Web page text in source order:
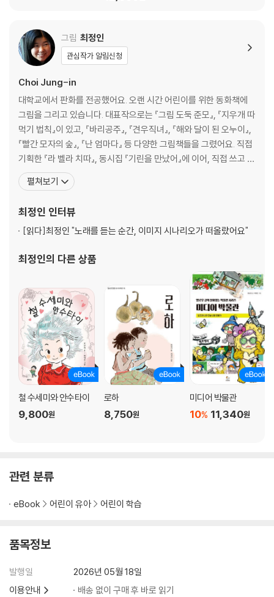
그림 최정인
관심작가 알림신청
Choi Jung-in
대학교에서 판화를 전공했어요. 오랜 시간 어린이를 위한 동화책에
그림을 그리고 있습니다. 대표작으로는 『그림 도둑 준모』, 『지우개 따
먹기 법칙』이 있고, 『바리공주』, 『견우직녀』, 『해와 달이 된 오누이』,
『빨간 모자의 숲』, 『난 엄마다』 등 다양한 그림책들을 그렸어요. 직접
기획한 『라 벨라 치따』, 동시집 『기린을 만났어』에 이어, 직접 쓰고 그
린 그림책 『거인의 정원』, 『스쳐간 풍경들은 마음속 그림으로』, 『작은
도자기 인형의 모험』, 『하얀 시간』을 출간했어요. 2025년까지 서울
울 MEK 갤러리에서
펼쳐보기
최정인 인터뷰
[읽다]최정인 "노래를 듣는 순간, 이미지 시나리오가 떠올랐어요"
최정인의 다른 상품
철 수세미와 안수타이
9,800원
로하
8,750원
미디어 박물관
11,340원
10%
관련 분류
eBook 어린이 유아 어린이 학습
품목정보
발행일
2026년 05월 18일
이용안내
배송 없이 구매 후 바로 읽기